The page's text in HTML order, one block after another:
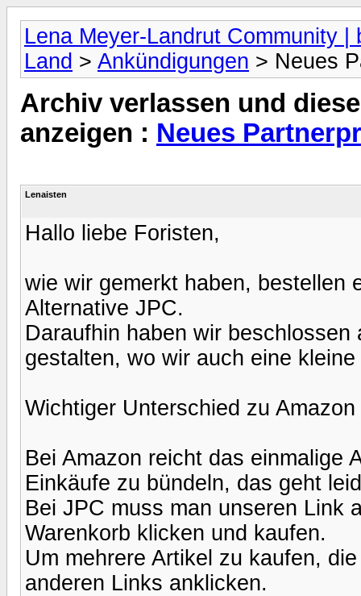
Lena Meyer-Landrut Community |
Land > Ankündigungen > Neues
Archiv verlassen und
anzeigen : Neues
Lenaisten
Hallo liebe Foristen,
wie wir gemerkt haben, bestellen
Alternative JPC.
Daraufhin haben wir
gestalten, wo wir auch eine
Wichtiger Unterschied zu
Bei Amazon reicht das einmalige
Einkäufe zu bündeln, das geht
Bei JPC muss man unseren Link
Warenkorb klicken und kaufen.
Um mehrere Artikel zu kaufen,
anderen Links anklicken.